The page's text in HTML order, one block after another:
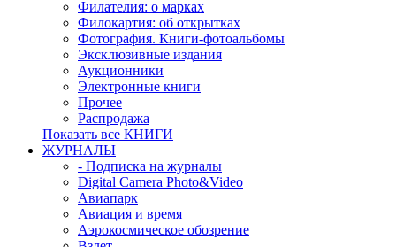
Филателия: о марках
Филокартия: об открытках
Фотография. Книги-фотоальбомы
Эксклюзивные издания
Аукционники
Электронные книги
Прочее
Распродажа
Показать все КНИГИ
ЖУРНАЛЫ
- Подписка на журналы
Digital Camera Photo&Video
Авиапарк
Авиация и время
Аэрокосмическое обозрение